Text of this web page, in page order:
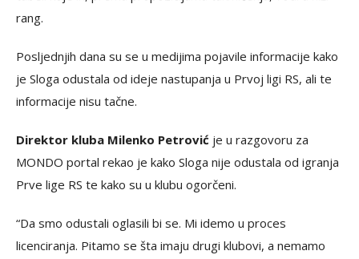
rang.
Posljednjih dana su se u medijima pojavile informacije kako
je Sloga odustala od ideje nastupanja u Prvoj ligi RS, ali te
informacije nisu tačne.
Direktor kluba Milenko Petrović je u razgovoru za
MONDO portal rekao je kako Sloga nije odustala od igranja
Prve lige RS te kako su u klubu ogorčeni.
“Da smo odustali oglasili bi se. Mi idemo u proces
licenciranja. Pitamo se šta imaju drugi klubovi, a nemamo